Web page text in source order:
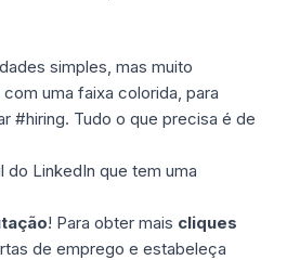
simples, mas muito
com uma faixa colorida, para
#hiring. Tudo o que precisa é de
LinkedIn que tem uma
! Para obter mais cliques
de emprego e estabeleça